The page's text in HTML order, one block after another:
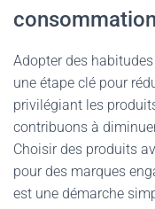
Adopter des
une étape clé pour
privilégiant les
contribuons à
Choisir des produits
pour des marques
est une démarche